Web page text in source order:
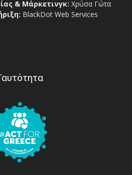
& Μάρκετινγκ: Χρύσα Γώτα
BlackDot Web Services